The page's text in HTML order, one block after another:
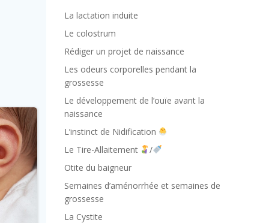
La lactation induite
Le colostrum
Rédiger un projet de naissance
Les odeurs corporelles pendant la
grossesse
Le développement de l’ouïe avant la
naissance
L’instinct de Nidification
Le Tire-Allaitement
/
Otite du baigneur
Semaines d’aménorrhée et semaines de
grossesse
La Cystite